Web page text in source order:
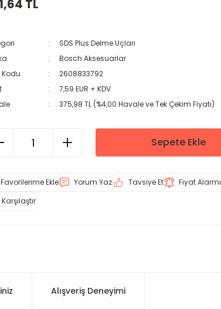
TL
SDS Plus Delme Uçları
Bosch Aksesuarlar
Kodu
2608833792
7,59 EUR + KDV
375,98 TL (%4,00 Havale ve Tek Çekim Fiyatı)
Sepete Ekle
Yorum Yaz Tavsiye Et Fiyat Alarmı
Karşılaştır
Alışveriş Deneyimi